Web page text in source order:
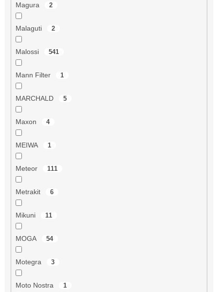
Magura 2
Malaguti 2
Malossi 541
Mann Filter 1
MARCHALD 5
Maxon 4
MEIWA 1
Meteor 111
Metrakit 6
Mikuni 11
MOGA 54
Motegra 3
Moto Nostra 1